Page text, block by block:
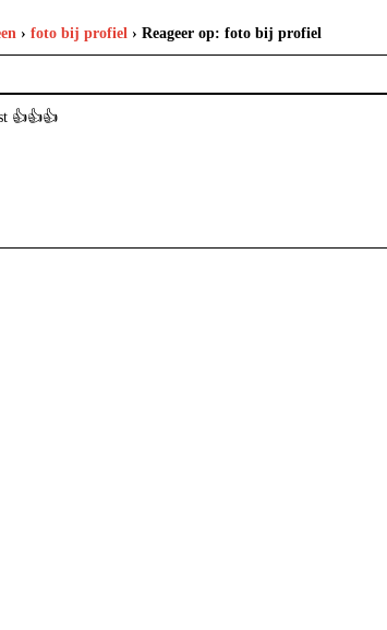
› foto bij profiel › Reageer op: foto bij profiel
👍👍👍